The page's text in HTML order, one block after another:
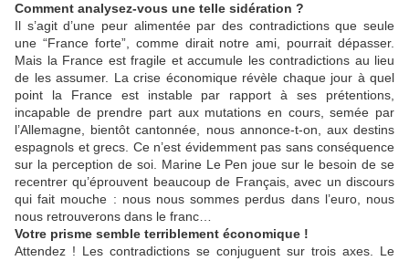
Comment analysez-vous une telle sidération ?
Il s’agit d’une peur alimentée par des contradictions que seule
une “France forte”, comme dirait notre ami, pourrait dépasser.
Mais la France est fragile et accumule les contradictions au lieu
de les assumer. La crise économique révèle chaque jour à quel
point la France est instable par rapport à ses prétentions,
incapable de prendre part aux mutations en cours, semée par
l’Allemagne, bientôt cantonnée, nous annonce-t-on, aux destins
espagnols et grecs. Ce n’est évidemment pas sans conséquence
sur la perception de soi. Marine Le Pen joue sur le besoin de se
recentrer qu’éprouvent beaucoup de Français, avec un discours
qui fait mouche : nous nous sommes perdus dans l’euro, nous
nous retrouverons dans le franc…
Votre prisme semble terriblement économique !
Attendez ! Les contradictions se conjuguent sur trois axes. Le